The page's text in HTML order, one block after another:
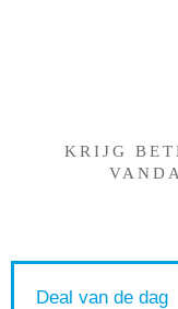
KRIJG
Deal van de dag